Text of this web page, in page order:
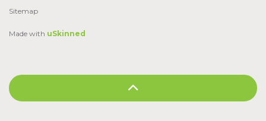
Sitemap
Made with uSkinned